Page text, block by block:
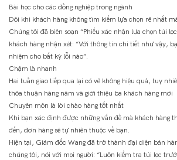
Bài học cho các đồng nghiệp trong ngành
Đôi khi khách hàng không tìm kiếm lựa chọn rẻ nhất
Chúng tôi đã biên soạn “Phiếu xác nhận lựa chọn túi
khách hàng nhận xét: “Với thông tin chi tiết như vậy,
nhiệm cho bất kỳ lỗi nào”.
Chậm là nhanh
Hai tuần giao tiếp qua lại có vẻ không hiệu quả, tuy
thỏa thuận hàng năm và giới thiệu ba khách hàng mới
Chuyên môn là lời chào hàng tốt nhất
Khi bạn xác định được những vấn đề mà khách hàng
đến, đơn hàng sẽ tự nhiên thuộc về bạn.
Hiện tại, Giám đốc Wang đã trở thành đại diện bán
chúng tôi, nói với mọi người: “Luôn kiểm tra túi lọc